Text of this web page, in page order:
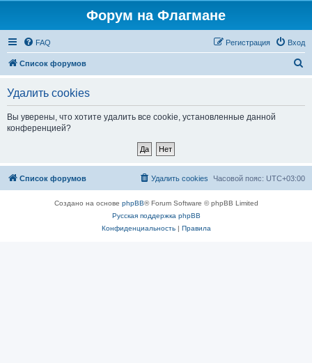
Форум на Флагмане
FAQ Вход
Регистрация
Список форумов
Удалить cookies
Вы уверены, что хотите удалить все cookie, установленные данной
конференцией?
Список форумов Часовой пояс: UTC+03:00
Удалить cookies
Создано на основе phpBB® Forum Software © phpBB Limited
Русская поддержка phpBB
Конфиденциальность| Правила